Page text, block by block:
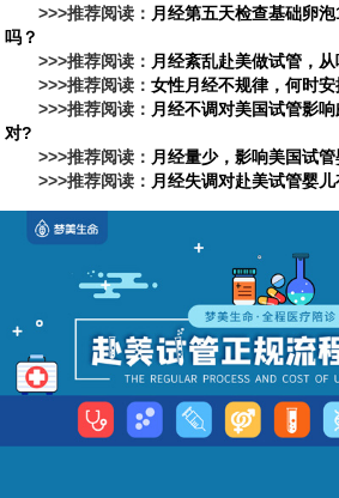
>>>推荐阅读： 月经第五天检查基础卵
吗？
>>>推荐阅读： 月经紊乱赴美做试管，
>>>推荐阅读： 女性月经不规律，何时
>>>推荐阅读： 月经不调对美国试管影
对?
>>>推荐阅读： 月经量少，影响美国试
>>>推荐阅读： 月经失调对赴美试管婴